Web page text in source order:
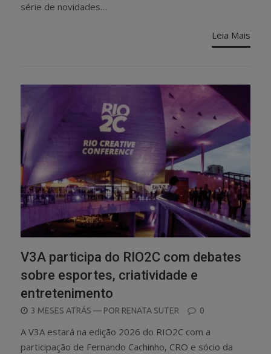
série de novidades…
Leia Mais
V3A participa do RIO2C com debates
sobre esportes, criatividade e
entretenimento
POSTED
3 MESES ATRÁS — POR RENATA SUTER 0
A V3A estará na edição 2026 do RIO2C com a
participação de Fernando Cachinho, CRO e sócio da